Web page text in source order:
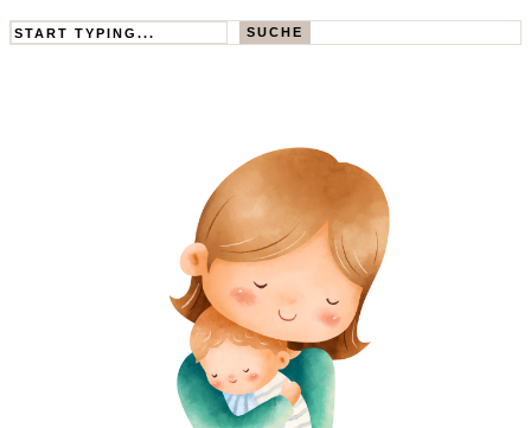
Search SUCHE